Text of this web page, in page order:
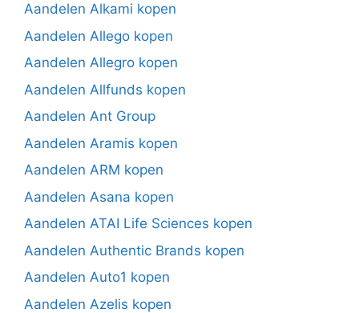
Aandelen Alkami kopen
Aandelen Allego kopen
Aandelen Allegro kopen
Aandelen Allfunds kopen
Aandelen Ant Group
Aandelen Aramis kopen
Aandelen ARM kopen
Aandelen Asana kopen
Aandelen ATAI Life Sciences kopen
Aandelen Authentic Brands kopen
Aandelen Auto1 kopen
Aandelen Azelis kopen